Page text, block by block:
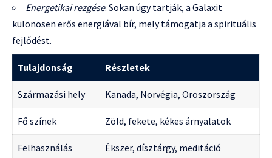
Energetikai rezgése: Sokan úgy tartják, a Galaxit
különösen erős energiával bír, mely támogatja a spirituális
fejlődést.
Tulajdonság Részletek
Származási hely Kanada, Norvégia, Oroszország
Fő színek Zöld, fekete, kékes árnyalatok
Felhasználás
Ékszer, dísztárgy, meditáció